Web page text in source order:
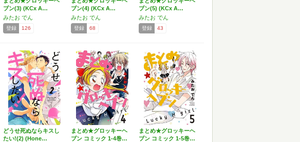
ブン(3) (KCx A…
みたお でん
登録 126
ブン(4) (KCx A…
みたお でん
登録 68
ブン(5) (KCx A…
みたお でん
登録 43
どうせ死ぬならキスし
たい!(2) (Hone…
まとめ★グロッキーヘ
ブン コミック 1-4巻…
まとめ★グロッキーヘ
ブン コミック 1-5巻…